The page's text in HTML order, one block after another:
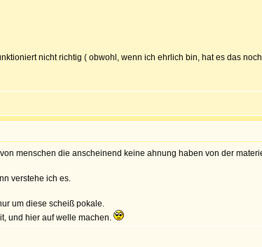
nicht richtig ( obwohl, wenn ich ehrlich bin, hat es das
menschen die anscheinend keine ahnung haben von der
verstehe ich es.
um diese scheiß pokale.
und hier auf welle machen.